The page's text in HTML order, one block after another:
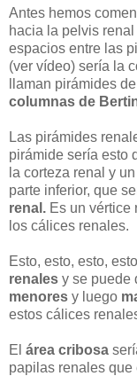
Antes hemos
hacia la pelvis
espacios entre las
(ver vídeo) sería la
llaman pirámides
columnas de
Las pirámides
pirámide sería esto
la corteza renal y
parte inferior, que
renal. Es un vértice
los cálices renales.
Esto, esto, esto,
renales y se puede
menores y luego
estos cálices
El área cribosa
papilas renales que